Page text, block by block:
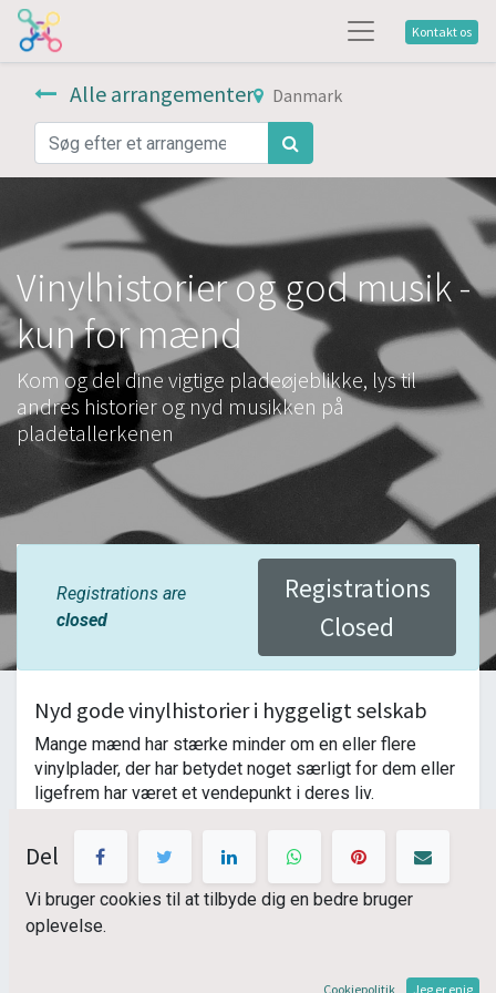
Kontakt os
Alle arrangementer Danmark
Vinylhistorier og god musik -
kun for mænd
Kom og del dine vigtige pladeøjeblikke, lys til
andres historier og nyd musikken på
pladetallerkenen
Registrations are
closed
Registrations
Closed
Nyd gode vinylhistorier i hyggeligt selskab
Mange mænd har stærke minder om en eller flere
vinylplader, der har betydet noget særligt for dem eller
ligefrem har været et vendepunkt i deres liv.
denne aften, mens vi drikker et glas whisky, øl eller
vand, I spiller favoritplader I har taget med, fortæller og
vi hygger os sammen i et rendyrket pladeunivers med
LP'erne på en pladetallerken.
OBS: Denne gang på Odder Bibliotek
Del
Vi bruger cookies til at tilbyde dig en bedre bruger
oplevelse.
Cookiepolitik Jeg er enig